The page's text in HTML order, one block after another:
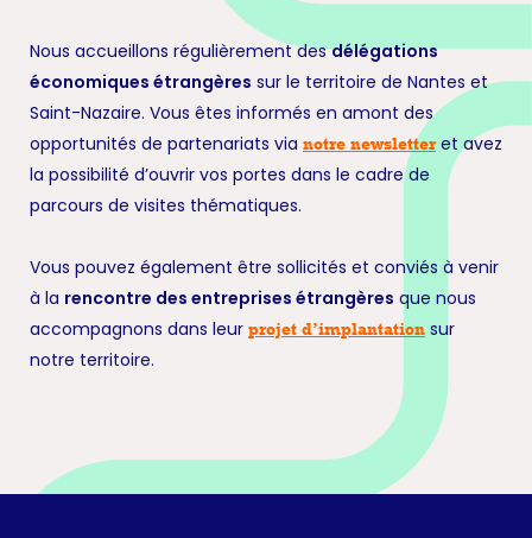
Nous accueillons régulièrement desdélégations
économiques étrangères sur le territoire de Nantes et
Saint-Nazaire. Vous êtes informés en amont des
opportunités de partenariats via notre newsletteret avez
la possibilité d’ouvrir vos portes dans le cadre de
parcours de visites thématiques.
Vous pouvez également être sollicités et conviés à venir
à la rencontre des entreprises étrangères que nous
accompagnons dans leur projet d’implantation sur
notre territoire.